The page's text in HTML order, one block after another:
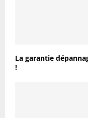
La garantie
!